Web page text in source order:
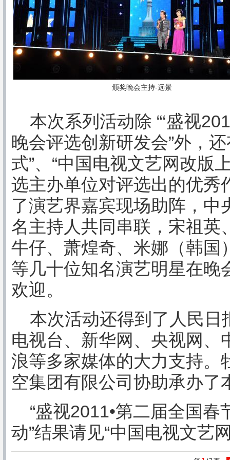
颁奖晚会主持-远景
本次系列活动除 “‘盛视
晚会评选创新研发会”外，
式”、“中国电视文艺网改版
选主办单位对评选出的优秀
了演艺界嘉宾现场助阵，
名主持人共同串联，宋祖英
牛仔、萧煌奇、米娜（韩国
等几十位知名演艺明星在晚
欢迎。
本次活动还得到了人民日
电视台、新华网、央视网、
浪等多家媒体的大力支持。
空集团有限公司协助承办了
“盛视2011•第二届全国春
动”结果请见“中国电视文艺